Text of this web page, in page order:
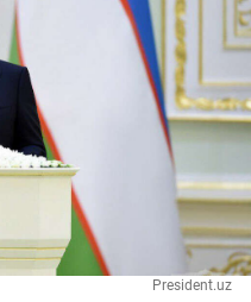
President.uz